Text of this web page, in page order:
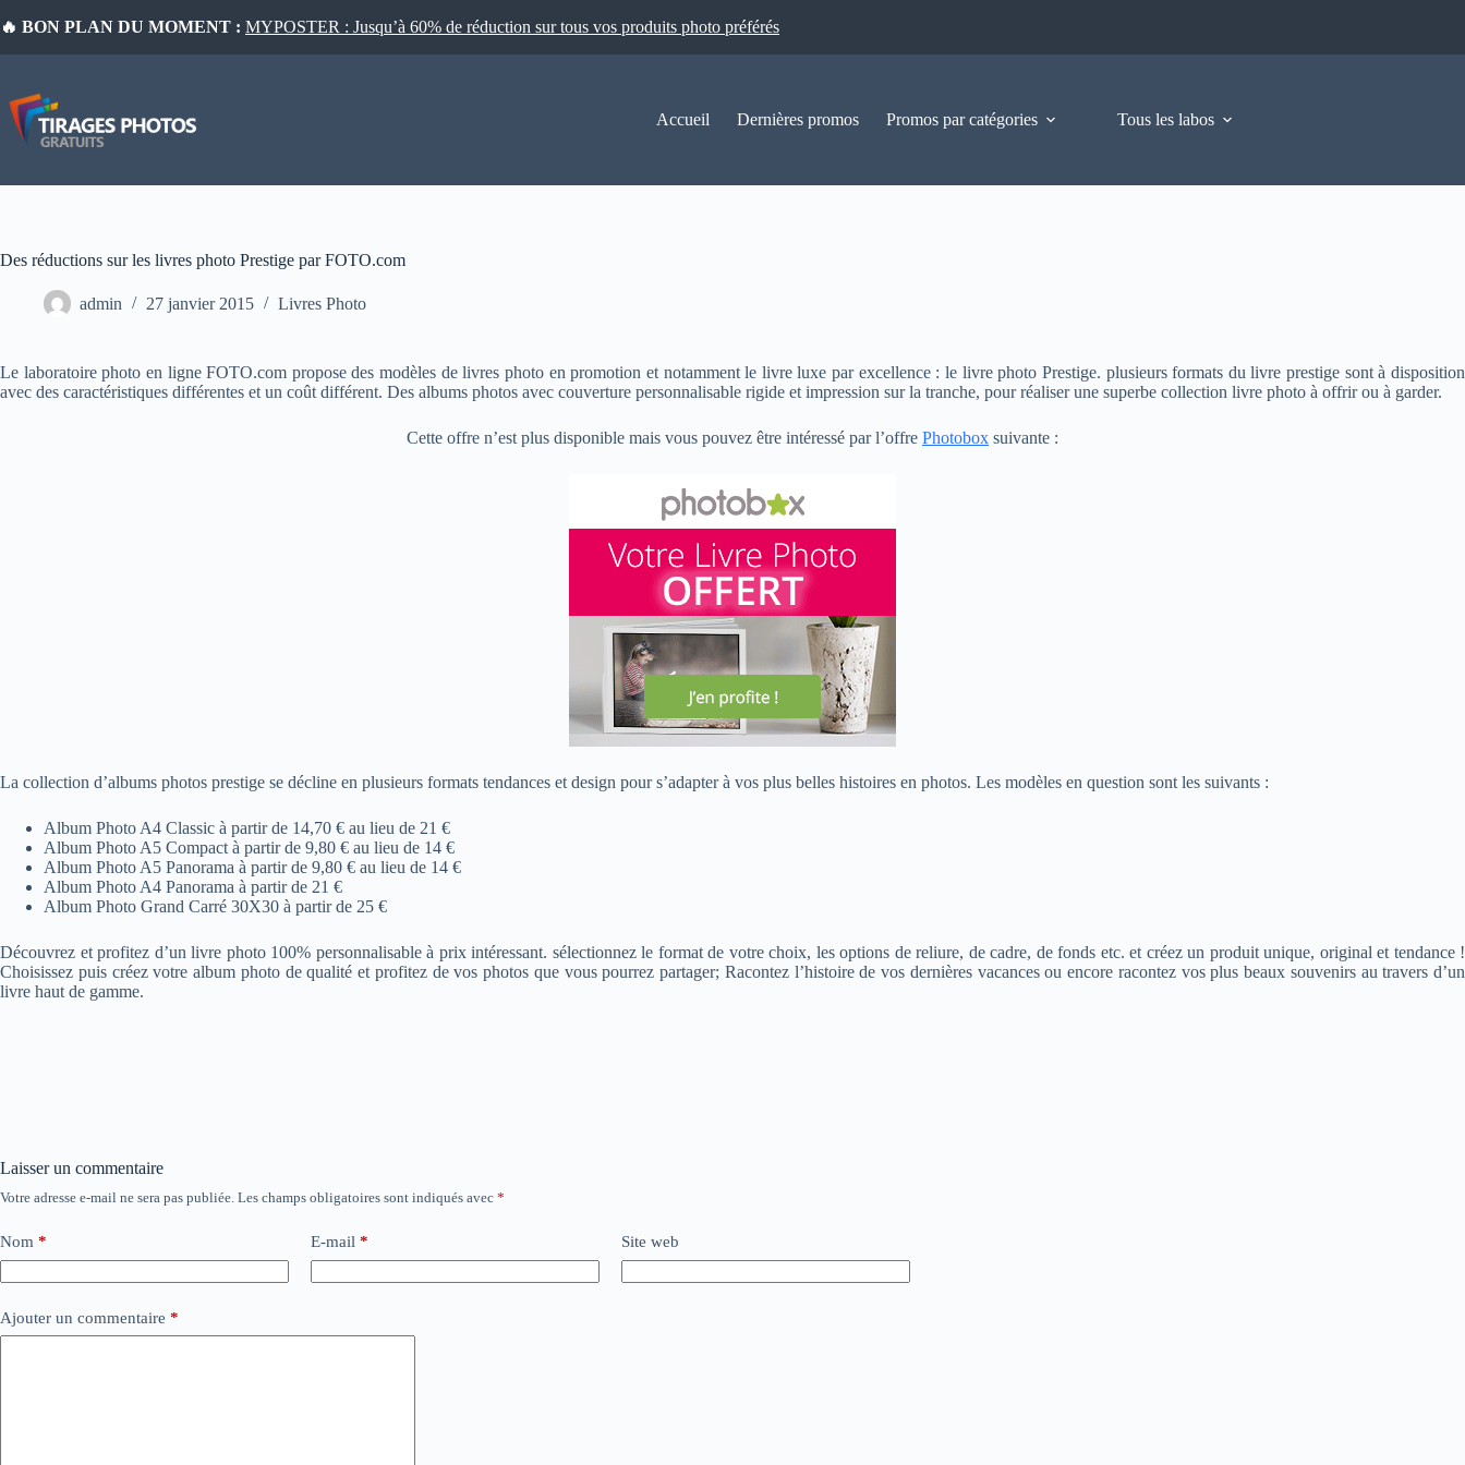
au
🔥 BON PLAN DU MOMENT : MYPOSTER : Jusqu’à 60% de réduction sur tous vos produits photo préférés
Accueil Dernières promos Promos par catégories Tous les labos
Des réductions sur les livres photo Prestige par FOTO.com
admin 27 janvier 2015 Livres Photo
Le laboratoire photo en ligne FOTO.com propose des modèles de livres photo en promotion et notamment le livre luxe par excellence : le livre photo Prestige. plusieurs formats du livre prestige sont à disposition
avec des caractéristiques différentes et un coût différent. Des albums photos avec couverture personnalisable rigide et impression sur la tranche, pour réaliser une superbe collection livre photo à offrir ou à garder.
Cette offre n’est plus disponible mais vous pouvez être intéressé par l’offre Photobox suivante :
La collection d’albums photos prestige se décline en plusieurs formats tendances et design pour s’adapter à vos plus belles histoires en photos. Les modèles en question sont les suivants :
Album Photo A4 Classic à partir de 14,70 € au lieu de 21 €
Album Photo A5 Compact à partir de 9,80 € au lieu de 14 €
Album Photo A5 Panorama à partir de 9,80 € au lieu de 14 €
Album Photo A4 Panorama à partir de 21 €
Album Photo Grand Carré 30X30 à partir de 25 €
Découvrez et profitez d’un livre photo 100% personnalisable à prix intéressant. sélectionnez le format de votre choix, les options de reliure, de cadre, de fonds etc. et créez un produit unique, original et tendance !
Choisissez puis créez votre album photo de qualité et profitez de vos photos que vous pourrez partager; Racontez l’histoire de vos dernières vacances ou encore racontez vos plus beaux souvenirs au travers d’un
livre haut de gamme.
Laisser un commentaire
Votre adresse e-mail ne sera pas publiée. Les champs obligatoires sont indiqués avec *
Nom * E-mail * Site web
Ajouter un commentaire *